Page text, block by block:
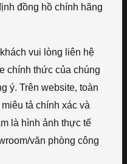
đồng hồ chính hãng
vui lòng liên hệ
chính thức của chúng
ý. Trên website, toàn
tả chính xác và
là hình ảnh thực tế
văn phòng công